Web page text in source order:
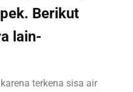
Berikut
lain-
terkena sisa air